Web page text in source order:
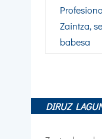
Zaintza,
babesa
DIRUZ